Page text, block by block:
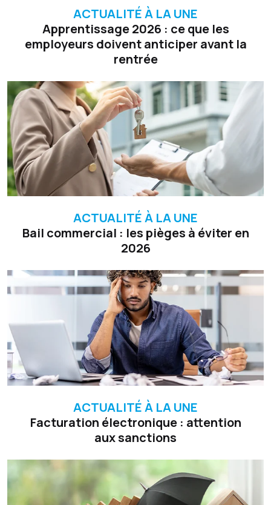
ACTUALITÉ À LA UNE
Apprentissage 2026 : ce que les
employeurs doivent anticiper avant la
rentrée
ACTUALITÉ À LA UNE
Bail commercial : les pièges à éviter en
2026
ACTUALITÉ À LA UNE
Facturation électronique : attention
aux sanctions